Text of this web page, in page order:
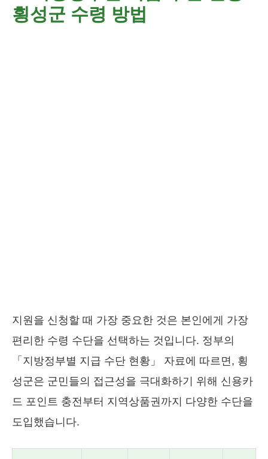
횡성군 수령 방법
지원을 신청할 때 가장 중요한 것은 본인에게 가장
편리한 수령 수단을 선택하는 것입니다. 정부의
「지방정부별 지급 수단 현황」 자료에 따르면, 횡
성군은 군민들의 접근성을 극대화하기 위해 신용카
드 포인트 충전부터 지역상품권까지 다양한 수단을
도입했습니다.